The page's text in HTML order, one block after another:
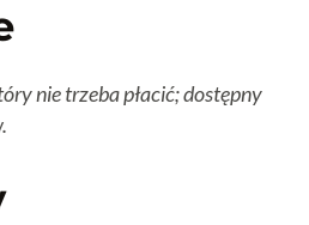
nie trzeba płacić; dostępny